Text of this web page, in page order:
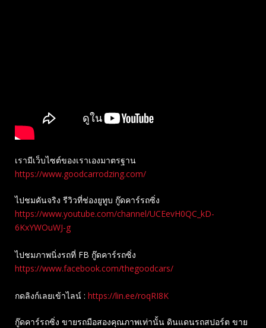
เรามีเว็บไซต์ของเราเองมาตรฐาน
https://www.goodcarrodzing.com/
ไปชมคันจริง รีวิวที่ช่องยู​ทูบ​ กู๊ดคาร์รถซิ่ง
https://www.youtube.com/channel/UCEevH0QC_kD-
6KxYWOuWJ-g
ไปชมภาพนิ่งรถที่ FB กู๊ดคาร์รถซิ่ง
https://www.facebook.com/thegoodcars/
กดลิงก์เลยเข้าไลน์ : https://lin.ee/roqRI8K
กู๊ดคาร์รถซิ่ง ขายรถมือสองคุณภาพเท่านั้น ดินแดนรถสปอร์ต ขาย